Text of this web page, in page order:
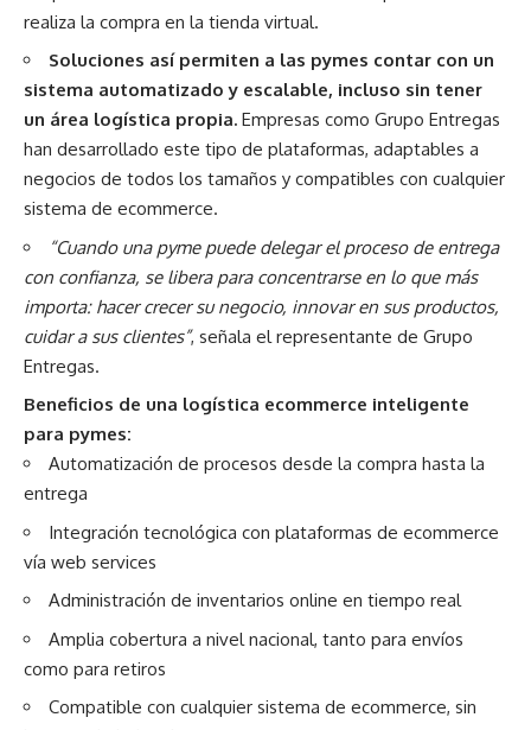
realiza la compra en la tienda virtual.
Soluciones así permiten a las pymes contar con un
sistema automatizado y escalable, incluso sin tener
un área logística propia. Empresas como Grupo Entregas
han desarrollado este tipo de plataformas, adaptables a
negocios de todos los tamaños y compatibles con cualquier
sistema de ecommerce.
“Cuando una pyme puede delegar el proceso de entrega
con confianza, se libera para concentrarse en lo que más
importa: hacer crecer su negocio, innovar en sus productos,
cuidar a sus clientes”, señala el representante de Grupo
Entregas.
Beneficios de una logística ecommerce inteligente
para pymes:
Automatización de procesos desde la compra hasta la
entrega
Integración tecnológica con plataformas de ecommerce
vía web services
Administración de inventarios online en tiempo real
Amplia cobertura a nivel nacional, tanto para envíos
como para retiros
Compatible con cualquier sistema de ecommerce, sin